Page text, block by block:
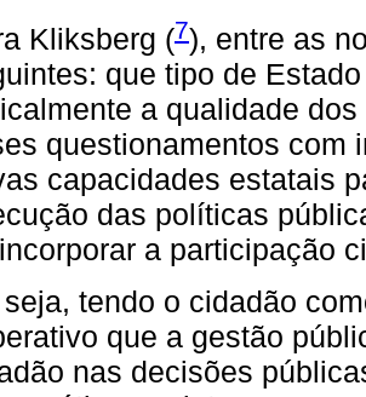
Kliksberg (7), entre as
que tipo de
a qualidade
questionamentos com
capacidades estatais
das políticas
a participação
seja, tendo o cidadão
que a gestão
nas decisões